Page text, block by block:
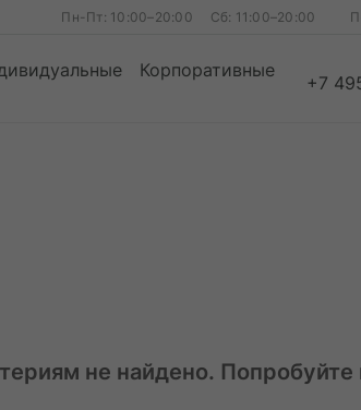
Пн-Пт: 10:00–20:00 Сб: 11:00–20:00
Корпоративные
+7
не найдено. Попробуйте